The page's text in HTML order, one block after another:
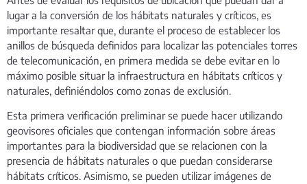
lugar a la conversión de los hábitats naturales y críticos, es
importante resaltar que, durante el proceso de establecer los
anillos de búsqueda definidos para localizar las potenciales torres
de telecomunicación, en primera medida se debe evitar en lo
máximo posible situar la infraestructura en hábitats críticos y
naturales, definiéndolos como zonas de exclusión.
Esta primera verificación preliminar se puede hacer utilizando
geovisores oficiales que contengan información sobre áreas
importantes para la biodiversidad que se relacionen con la
presencia de hábitats naturales o que puedan considerarse
hábitats críticos. Asimismo, se pueden utilizar imágenes de